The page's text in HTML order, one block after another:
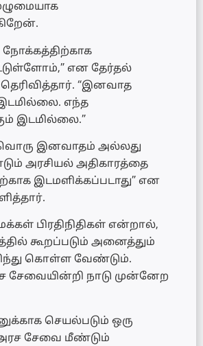
என தேர்தல்
தெரிவித்தார். “இனவாத
எந்த
இடமில்லை.”
இனவாதம் அல்லது
அரசியல் அதிகாரத்தை
இடமளிக்கப்படாது” என
பிரதிநிதிகள் என்றால்,
கூறப்படும் அனைத்தும்
கொள்ள வேண்டும்.
சேவையின்றி நாடு முன்னேற
செயல்படும் ஒரு
சேவை மீண்டும்